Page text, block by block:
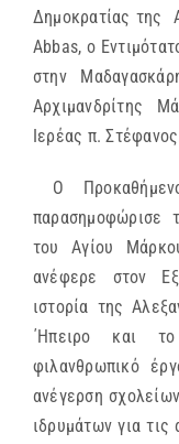
Δημοκρατίας της
Abbas, ο
στην
Αρχιμανδρίτης
Ιερέας π.
Ο
παρασημοφώρισε
του Αγίου
ανέφερε στον
ιστορία της
΄Ηπειρο και το
φιλανθρωπικό
ανέγερση
ιδρυμάτων για